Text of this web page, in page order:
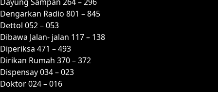
Dengarkan Radio 801 – 845
Dettol 052 – 053
Dibawa Jalan- jalan 117 – 138
Diperiksa 471 – 493
Dirikan Rumah 370 – 372
Dispensay 034 – 023
Doktor 024 – 016